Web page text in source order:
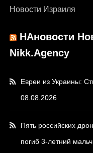
Новости Израиля
НАновости
Nikk.Agency
Евреи из Украины:
08.08.2026
Пять российских
погиб 3-летний